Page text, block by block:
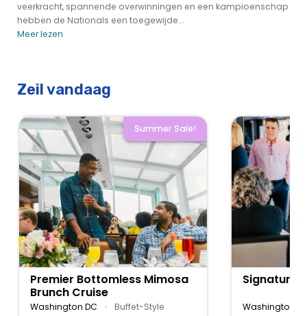
veerkracht, spannende overwinningen en een kampioenschap
hebben de Nationals een toegewijde...
Meer lezen
Zeil vandaag
Summer Sale!
Premier Bottomless Mimosa
Brunch Cruise
Washington DC • Buffet-Style
Signature
Washington